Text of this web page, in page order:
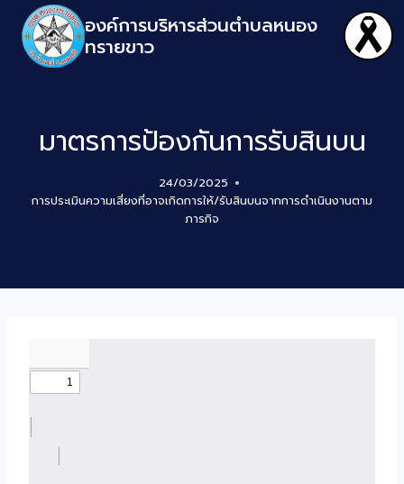
องค์การบริหารส่วนตำบลหนอง
ทรายขาว
มาตรการป้องกันการรับสินบน
24/03/2025
การประเมินความเสี่ยงที่อาจเกิดการให้/รับสินบนจากการดำเนินงานตาม
ภารกิจ